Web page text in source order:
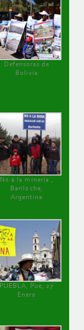
Defensoras de
Bolivia
No a la minería ,
Bariloche,
Argentina
PUEBLA, Pue, 27
Enero